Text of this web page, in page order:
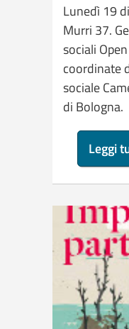
Lunedì 19
Murri 37.
sociali
coordinate
sociale
di Bologna.
Leggi